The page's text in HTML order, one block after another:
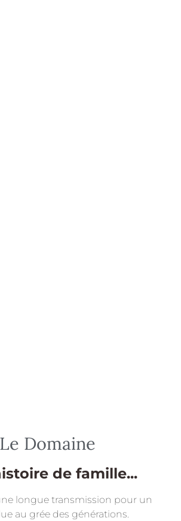
Le Domaine
de famille...
longue transmission pour un
au grée des générations.